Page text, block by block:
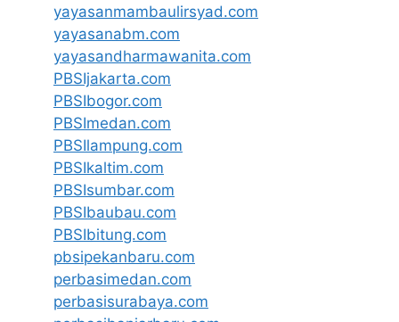
yayasanmambaulirsyad.com
yayasanabm.com
yayasandharmawanita.com
PBSIjakarta.com
PBSIbogor.com
PBSImedan.com
PBSIlampung.com
PBSIkaltim.com
PBSIsumbar.com
PBSIbaubau.com
PBSIbitung.com
pbsipekanbaru.com
perbasimedan.com
perbasisurabaya.com